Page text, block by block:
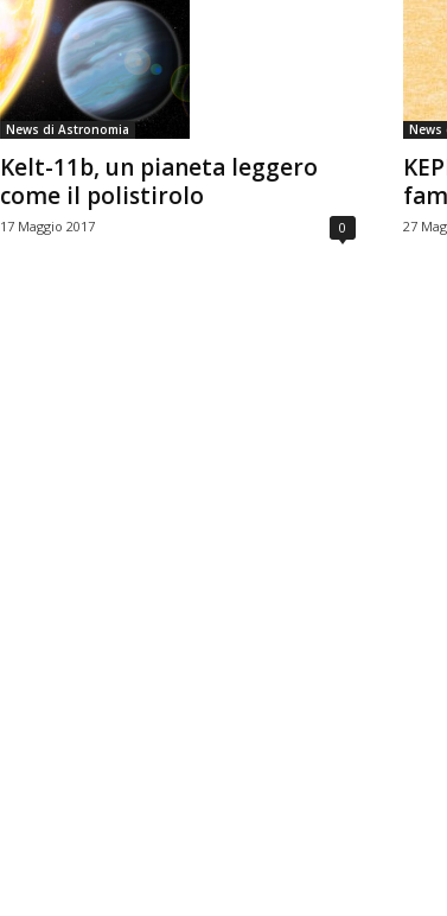
a
News di Astronomia
Kelt-11b, un pianeta leggero
come il polistirolo
17 Maggio 2017 0
News
27